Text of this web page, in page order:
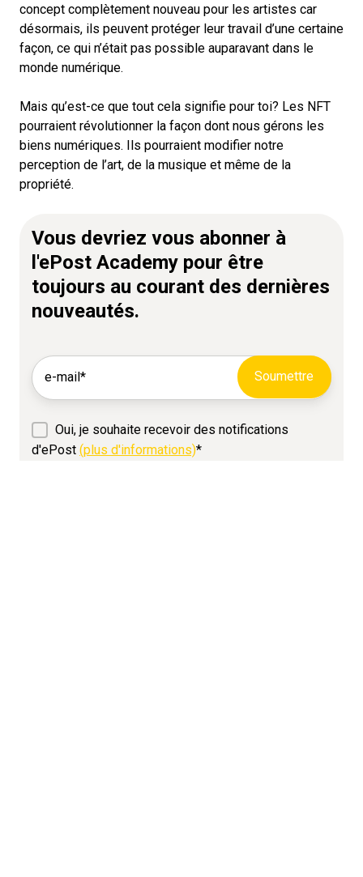
concept complètement nouveau pour les artistes car
désormais, ils peuvent protéger leur travail d’une certaine
façon, ce qui n’était pas possible auparavant dans le
monde numérique.
Mais qu’est-ce que tout cela signifie pour toi? Les NFT
pourraient révolutionner la façon dont nous gérons les
biens numériques. Ils pourraient modifier notre
perception de l’art, de la musique et même de la
propriété.
Vous devriez vous abonner à
l'ePost Academy pour être
toujours au courant des dernières
nouveautés.
Oui, je souhaite recevoir des notifications
d'ePost (plus d'informations)*